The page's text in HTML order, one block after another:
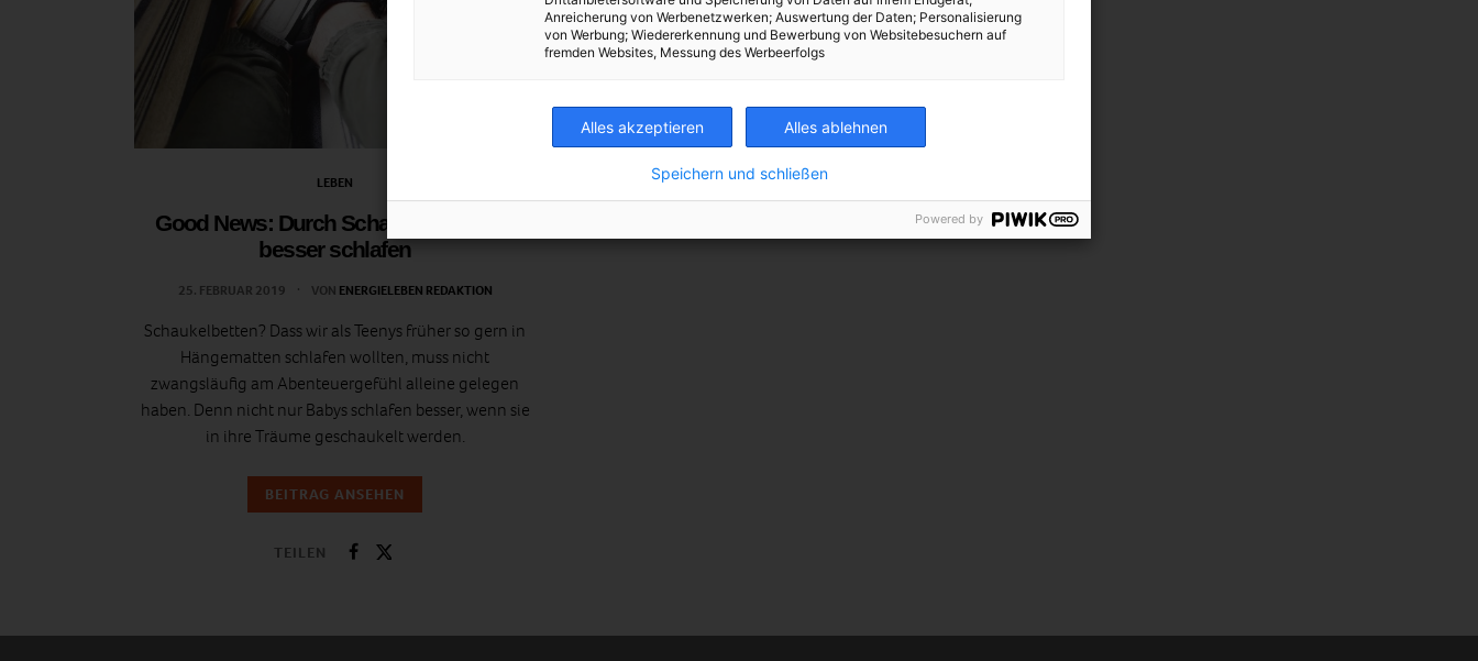
LEBEN
Good News: Durch Schaukeln im Bett
besser schlafen
25. FEBRUAR 2019 VON ENERGIELEBEN REDAKTION
Schaukelbetten? Dass wir als Teenys früher so gern in
Hängematten schlafen wollten, muss nicht
zwangsläufig am Abenteuergefühl alleine gelegen
haben. Denn nicht nur Babys schlafen besser, wenn sie
in ihre Träume geschaukelt werden.
BEITRAG ANSEHEN
TEILEN
Anreicherung von Werbenetzwerken; Auswertung der Daten; Personalisierung
von Werbung; Wiedererkennung und Bewerbung von Websitebesuchern auf
fremden Websites, Messung des Werbeerfolgs
Alles akzeptieren Alles ablehnen
Speichern und schließen
Powered by